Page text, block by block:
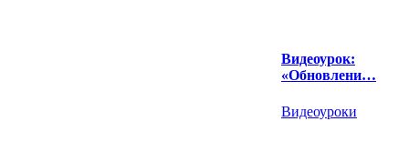
Видеоурок:
«Обновлени…
Видеоуроки